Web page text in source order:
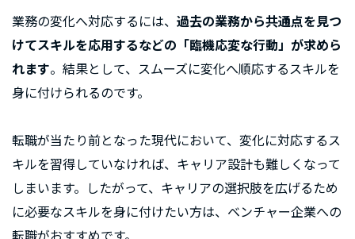
業務の変化へ対応するには、 過去の業務から共通点を見つ
けてスキルを応用するなどの「臨機応変な行動」が求めら
れます。結果として、スムーズに変化へ順応するスキルを
身に付けられるのです。
転職が当たり前となった現代において、変化に対応するス
キルを習得していなければ、キャリア設計も難しくなって
しまいます。したがって、キャリアの選択肢を広げるため
に必要なスキルを身に付けたい方は、ベンチャー企業への
転職がおすすめです。